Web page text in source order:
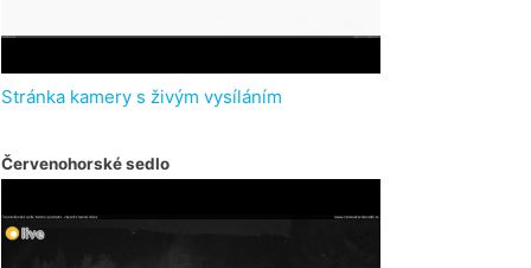
Stránka kamery s živým vysíláním
Červenohorské sedlo